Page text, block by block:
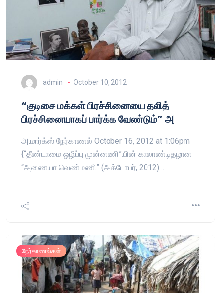
admin October 10, 2012
“குடிசை மக்கள் பிரச்சினையை தலித்
பிரச்சினையாகப் பார்க்க வேண்டும்” அ
அ.மார்க்ஸ் நேர்காணல் October 16, 2012 at 1:06pm
{“தீண்டாமை ஒழிப்பு முன்னணி”யின் காலாண்டிதழான
“அணையா வெண்மணி” (அக்டோபர், 2012)…
நேர்காணல்கள்